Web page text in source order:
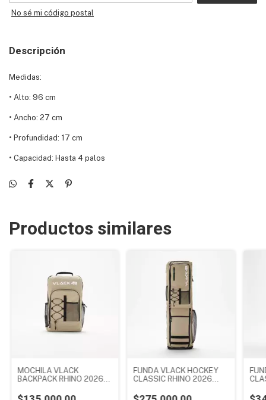
No sé mi código postal
Descripción
Medidas:
• Alto: 96 cm
• Ancho: 27 cm
• Profundidad: 17 cm
• Capacidad: Hasta 4 palos
Productos similares
MOCHILA VLACK
BACKPACK RHINO 2026
FUNDA VLACK HOCKEY
CLASSIC RHINO 2026